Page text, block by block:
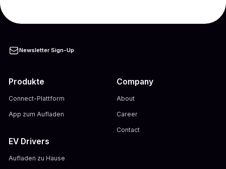
Newsletter Sign-Up
Produkte
Connect-Plattform
App zum Aufladen
EV Drivers
Aufladen zu Hause
Company
About
Career
Contact